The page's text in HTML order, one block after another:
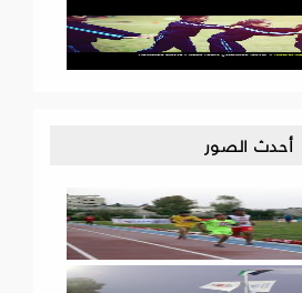
أحدث الصور